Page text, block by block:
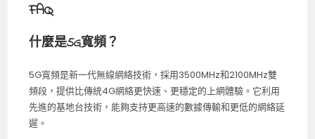
FAQ
什麼是5G寬頻？
5G寬頻是新一代無線網絡技術，採用3500MHz和2100MHz雙
頻段，提供比傳統4G網絡更快速、更穩定的上網體驗。它利用
先進的基地台技術，能夠支持更高速的數據傳輸和更低的網絡延
遲。